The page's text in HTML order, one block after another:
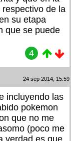
de la
su etapa
que se puede
4
24 sep 2014, 15:59
incluyendo las
pokemon
que no me
(poco me
verdad es que